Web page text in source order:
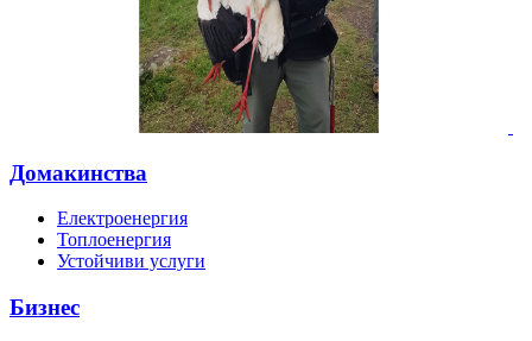
Домакинства
Електроенергия
Топлоенергия
Устойчиви услуги
Бизнес